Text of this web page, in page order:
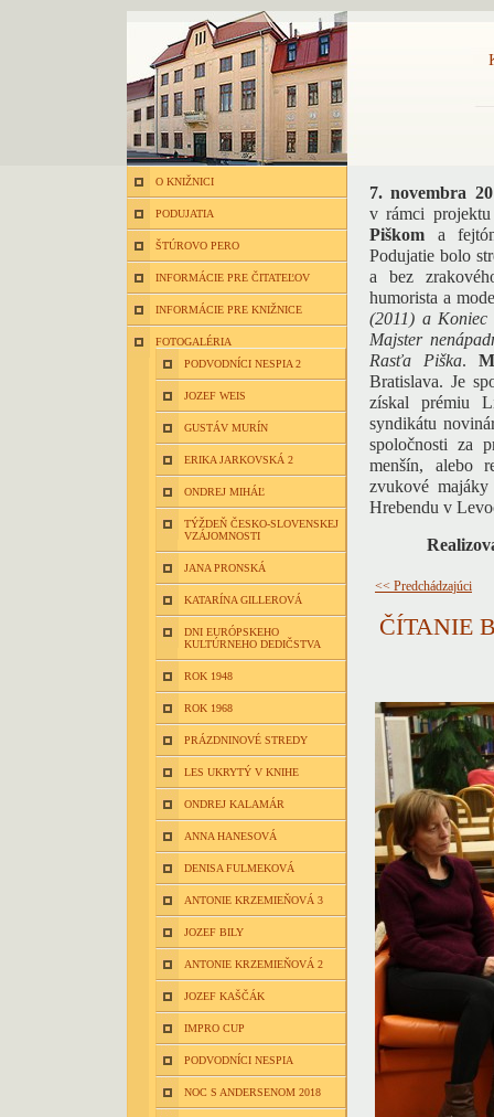
O KNIŽNICI
PODUJATIA
ŠTÚROVO PERO
INFORMÁCIE PRE ČITATEĽOV
INFORMÁCIE PRE KNIŽNICE
FOTOGALÉRIA
PODVODNÍCI NESPIA 2
JOZEF WEIS
GUSTÁV MURÍN
ERIKA JARKOVSKÁ 2
ONDREJ MIHÁĽ
TÝŽDEŇ ČESKO-SLOVENSKEJ
VZÁJOMNOSTI
JANA PRONSKÁ
KATARÍNA GILLEROVÁ
DNI EURÓPSKEHO
KULTÚRNEHO DEDIČSTVA
ROK 1948
ROK 1968
PRÁZDNINOVÉ STREDY
LES UKRYTÝ V KNIHE
ONDREJ KALAMÁR
ANNA HANESOVÁ
DENISA FULMEKOVÁ
ANTONIE KRZEMIEŇOVÁ 3
JOZEF BILY
ANTONIE KRZEMIEŇOVÁ 2
JOZEF KAŠČÁK
IMPRO CUP
PODVODNÍCI NESPIA
NOC S ANDERSENOM 2018
7. novembra
v rámci
Piškom a
Podujatie bolo
a bez
humorista a
(2011) a Koniec
Majster
Rasťa Piška.
Bratislava. Je
získal prémiu
syndikátu
spoločnosti za
menšín, alebo
zvukové
Hrebendu v
<< Predchádzajúci
ČÍTANIE